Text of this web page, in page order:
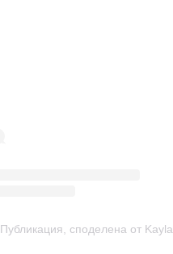
Публикация, споделена от